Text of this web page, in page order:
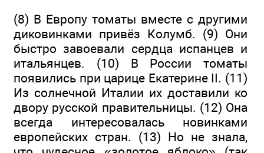
(8) В Европу томаты вместе с другими
диковинками привёз Колумб. (9) Они
быстро завоевали сердца испанцев и
итальянцев. (10) В России томаты
появились при царице Екатерине II. (11)
Из солнечной Италии их доставили ко
двору русской правительницы. (12) Она
всегда интересовалась новинками
европейских стран. (13) Но не знала,